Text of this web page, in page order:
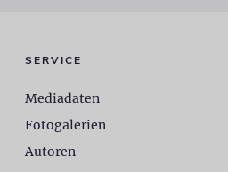
SERVICE
Mediadaten
Fotogalerien
Autoren